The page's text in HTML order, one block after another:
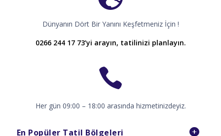
Dünyanın Dört Bir Yanını Keşfetmeniz İçin !
0266 244 17 73’yi arayın, tatilinizi planlayın.
Her gün 09:00 – 18:00 arasında hizmetinizdeyiz.
En Popüler Tatil Bölgeleri